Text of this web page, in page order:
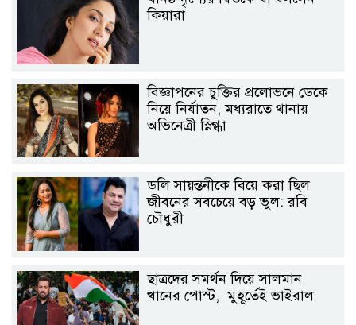
কিয়ারা
বিজ্ঞাপনের চুক্তির প্রলোভনে ডেকে
নিয়ে নির্যাতন, মধ্যরাতে থানায়
অভিনেত্রী স্নিগ্ধা
ডলি সায়ন্তনীকে বিয়ে করা ছিল
জীবনের সবচেয়ে বড় ভুল: রবি
চৌধুরী
ছাত্রদের সমর্থন দিয়ে সালমান
খানের পোস্ট, মুহূর্তেই ভাইরাল